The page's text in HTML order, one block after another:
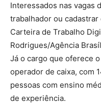
Interessados nas vagas
trabalhador ou
Carteira de Trabalho
Rodrigues/Agência
Já o cargo que oferece
operador de caixa, com
pessoas com ensino
de experiência.